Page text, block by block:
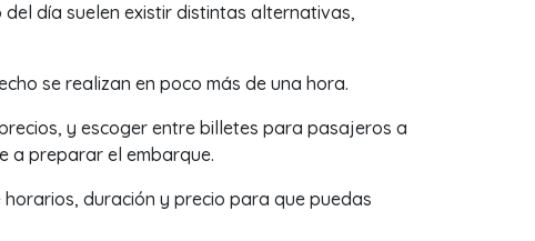
día suelen existir distintas alternativas,
se realizan en poco más de una hora.
y escoger entre billetes para pasajeros a
a preparar el embarque.
duración y precio para que puedas